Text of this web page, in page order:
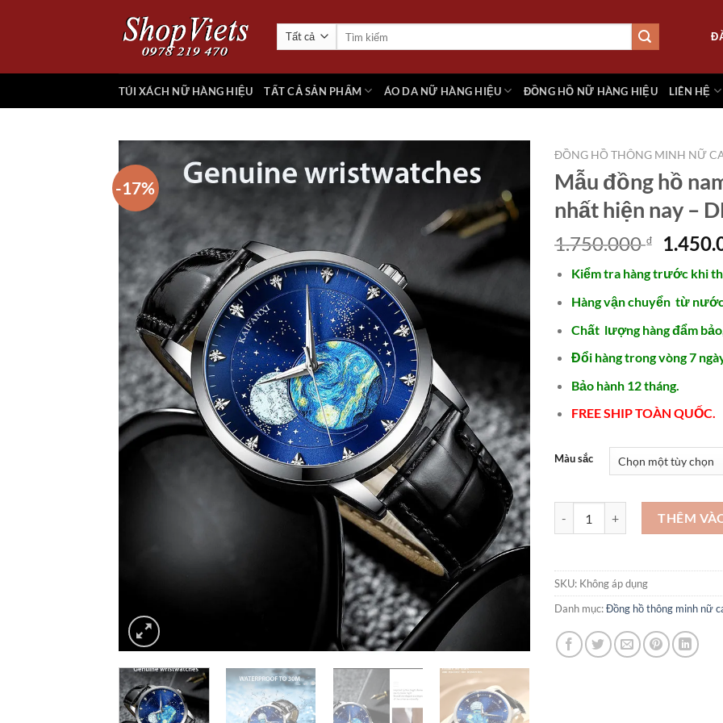
dung
TÚI XÁCH NỮ HÀNG HIỆU TẤT CẢ SẢN PHẨM ÁO DA NỮ HÀNG HIỆU ĐỒNG HỒ NỮ HÀNG HIỆU LIÊN HỆ
-17%
Add to
wishlist
ĐỒNG HỒ THÔNG MINH NỮ
Mẫu đồng hồ
nhất hiện nay –
1.750.000₫
Giá
gốc
là:
Kiểm tra hàng trước khi
Hàng vận chuyển từ
Chất lượng hàng đẩm bảo,
Đổi hàng trong vòng 7
Bảo hành 12 tháng.
FREE SHIP TOÀN QUỐC.
Màu sắc
Mẫu đồng hồ nam cơ hot nhất
THÊM
SKU: Không áp dụng
Danh mục:Đồng hồ thông minh nữ